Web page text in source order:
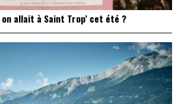
allait à Saint Trop’ cet été ?